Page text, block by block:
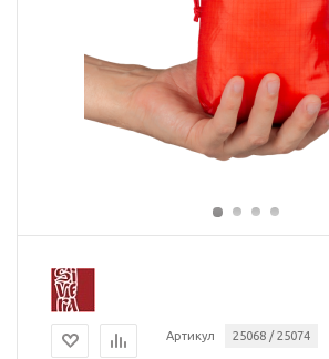
Артикул 25068 / 25074